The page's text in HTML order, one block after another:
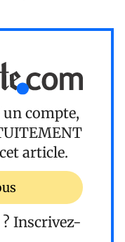
un compte,
article.
Inscrivez-